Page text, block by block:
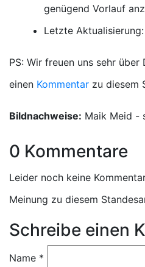
genügend Vorlauf
Letzte
PS: Wir freuen uns sehr
einen Kommentar zu diesem
Bildnachweise: Maik Meid -
0 Kommentare
Leider noch keine
Meinung zu diesem
Schreibe einen
Name *